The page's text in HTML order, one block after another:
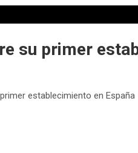
su primer
establecimiento en España